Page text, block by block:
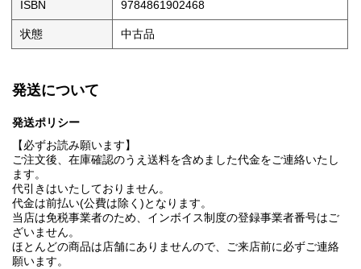
ISBN 9784861902468
状態 中古品
発送について
発送ポリシー
【必ずお読み願います】
ご注文後、在庫確認のうえ送料を含めました代金をご連絡いたし
ます。
代引きはいたしておりません。
代金は前払い(公費は除く)となります。
当店は免税事業者のため、インボイス制度の登録事業者番号はご
ざいません。
ほとんどの商品は店舗にありませんので、ご来店前に必ずご連絡
願います。